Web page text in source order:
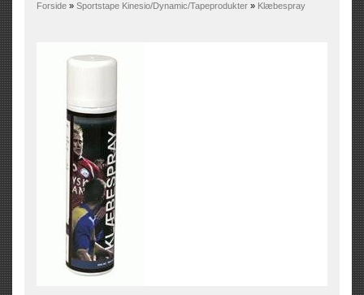
Forside » Sportstape Kinesio/Dynamic/Tapeprodukter » Klæbespray